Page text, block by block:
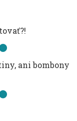
ani bombony